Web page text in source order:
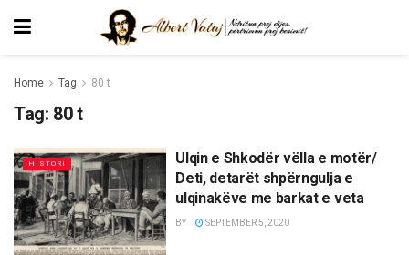
Home Tag 80 t
Tag: 80 t
HISTORI
Ulqin e Shkodër vëlla e motër/
Deti, detarët shpërngulja e
ulqinakëve me barkat e veta
BY SEPTEMBER 5, 2020